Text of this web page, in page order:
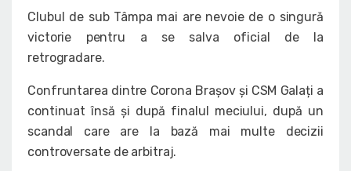
Clubul de sub Tâmpa mai are nevoie de o singură
victorie pentru a se salva oficial de la
retrogradare.
Confruntarea dintre Corona Brașov și CSM Galați a
continuat însă și după finalul meciului, după un
scandal care are la bază mai multe decizii
controversate de arbitraj.